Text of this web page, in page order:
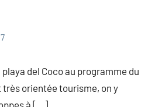
del Coco au programme du
très orientée tourisme, on y